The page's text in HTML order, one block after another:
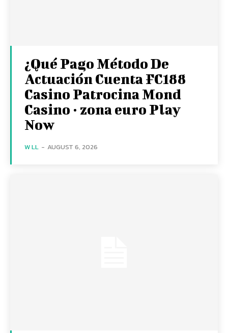
¿Qué Pago Método De
Actuación Cuenta FC188
Casino Patrocina Mond
Casino · zona euro Play
Now
W LL - AUGUST 6, 2026